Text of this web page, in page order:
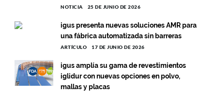
NOTICIA 25 DE JUNIO DE 2026
igus presenta nuevas soluciones AMR para
una fábrica automatizada sin barreras
ARTÍCULO 17 DE JUNIO DE 2026
igus amplía su gama de revestimientos
iglidur con nuevas opciones en polvo,
mallas y placas